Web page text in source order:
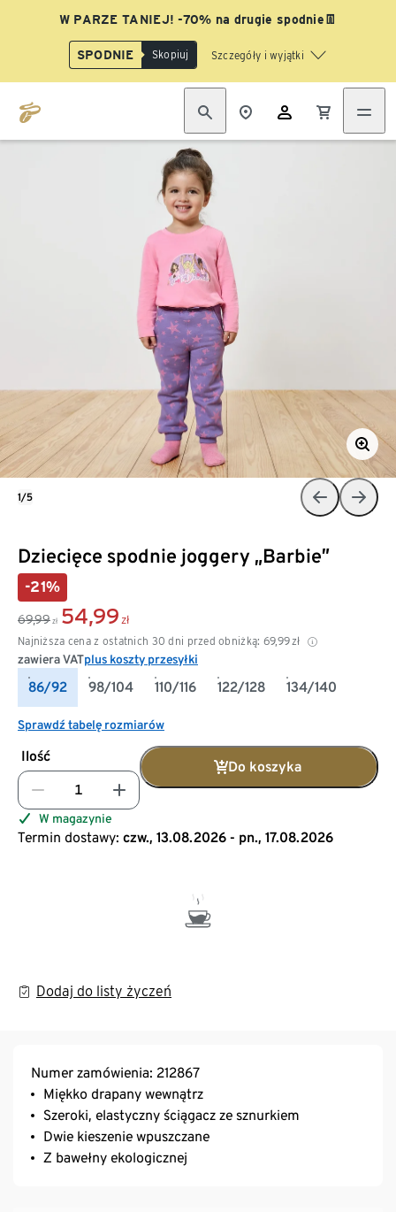
W PARZE TANIEJ! -70% na drugie spodnie👖
SPODNIE Skopiuj Szczegóły i wyjątki
Dziecięce spodnie joggery „Barbie”
-21%
69,99 zł 54,99 zł
Najniższa cena z ostatnich 30 dni przed obniżką: 69,99 zł
zawiera VATplus koszty przesyłki
86/92 98/104 110/116 122/128 134/140
Sprawdź tabelę rozmiarów
Ilość
Do koszyka
W magazynie
Termin dostawy: czw., 13.08.2026 - pn., 17.08.2026
Dodaj do listy życzeń
1/5
Numer zamówienia: 212867
Miękko drapany wewnątrz
Szeroki, elastyczny ściągacz ze sznurkiem
Dwie kieszenie wpuszczane
Z bawełny ekologicznej